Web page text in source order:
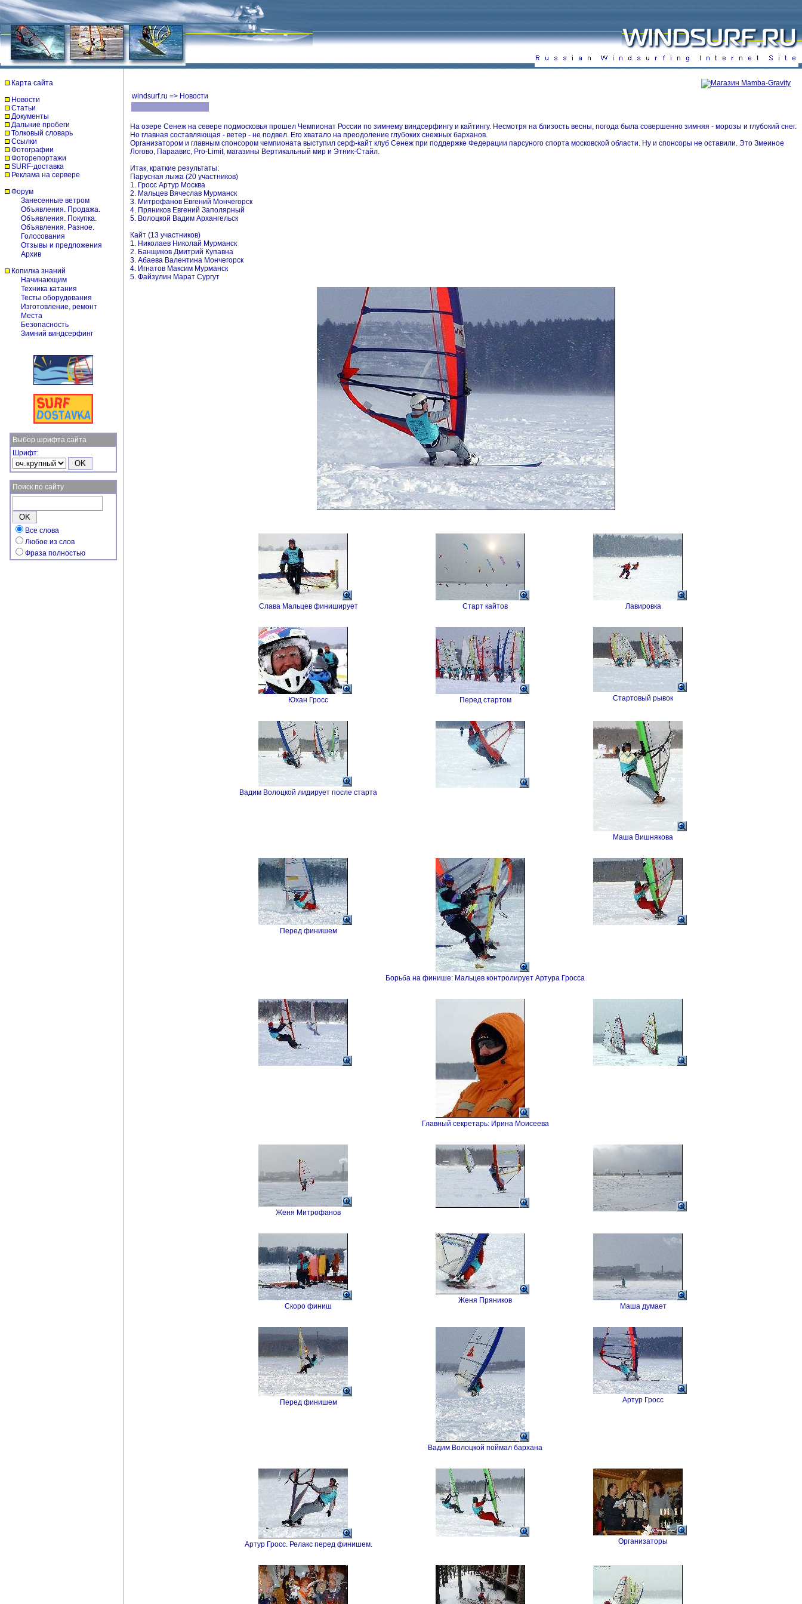
Карта сайта
Новости
Статьи
Документы
Дальние пробеги
Толковый словарь
Ссылки
Фотографии
Фоторепортажи
SURF-доставка
Реклама на сервере
Форум
Занесенные ветром
Объявления. Продажа.
Объявления. Покупка.
Объявления. Разное.
Голосования
Отзывы и предложения
Архив
Копилка знаний
Начинающим
Техника катания
Тесты оборудования
Изготовление, ремонт
Места
Безопасность
Зимний виндсерфинг
Выбор шрифта сайта
Шрифт:
Поиск по сайту
Все слова
Любое из слов
Фраза полностью
windsurf.ru => Новости
На озере Сенеж на севере подмосковья прошел Чемпионат России по зимнему виндсерфингу и кайтингу. Несмотря на близость весны, погода была совершенно зимняя - морозы и глубокий снег.
Но главная составляющая - ветер - не подвел. Его хватало на преодоление глубоких снежных барханов.
Организатором и главным спонсором чемпионата выступил серф-кайт клуб Сенеж при поддержке Федерации парсуного спорта московской области. Ну и спонсоры не оставили. Это Змеиное
Логово, Параавис, Pro-Limit, магазины Вертикальный мир и Этник-Стайл.
Итак, краткие результаты:
Парусная лыжа (20 участников)
1. Гросс Артур Москва
2. Мальцев Вячеслав Мурманск
3. Митрофанов Евгений Мончегорск
4. Пряников Евгений Заполярный
5. Волоцкой Вадим Архангельск
Кайт (13 участников)
1. Николаев Николай Мурманск
2. Банщиков Дмитрий Купавна
3. Абаева Валентина Мончегорск
4. Игнатов Максим Мурманск
5. Файзулин Марат Сургут
Слава Мальцев финиширует Старт кайтов Лавировка
Юхан Гросс Перед стартом Стартовый рывок
Вадим Волоцкой лидирует после старта
Маша Вишнякова
Перед финишем
Борьба на финише: Мальцев контролирует Артура Гросса
Главный секретарь: Ирина Моисеева
Женя Митрофанов
Скоро финиш
Женя Пряников
Маша думает
Перед финишем
Вадим Волоцкой поймал бархана
Артур Гросс
Артур Гросс. Релакс перед финишем. Организаторы